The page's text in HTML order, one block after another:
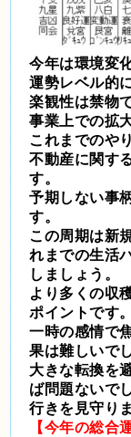
今年は環境変
運勢レベル的
楽観性は禁物
事業上での拡
これまでのや
不動産に関す
す。
予期しない事
す。
この周期は新
れまでの生活
しましょう。
より多くの収
ポイントです。
一時の感情で
果は難しいで
大きな転換を
ば問題ないで
行きを見守り
【今年の総合